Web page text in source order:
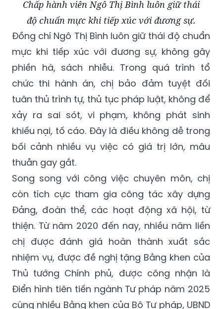
Chấp hành viên Ngô Thị Bình luôn giữ thái
độ chuẩn mực khi tiếp xúc với đương sự.
Đồng chí Ngô Thị Bình luôn giữ thái độ chuẩn
mực khi tiếp xúc với đương sự, không gây
phiền hà, sách nhiễu. Trong quá trình tổ
chức thi hành án, chị bảo đảm tuyệt đối
tuân thủ trình tự, thủ tục pháp luật, không để
xảy ra sai sót, vi phạm, không phát sinh
khiếu nại, tố cáo. Đây là điều không dễ trong
bối cảnh nhiều vụ việc có giá trị lớn, mâu
thuẫn gay gắt.
Song song với công việc chuyên môn, chị
còn tích cực tham gia công tác xây dựng
Đảng, đoàn thể, các hoạt động xã hội, từ
thiện. Từ năm 2020 đến nay, nhiều năm liền
chị được đánh giá hoàn thành xuất sắc
nhiệm vụ, được đề nghị tặng Bằng khen của
Thủ tướng Chính phủ, được công nhận là
Điển hình tiên tiến ngành Tư pháp năm 2025
cùng nhiều Bằng khen của Bộ Tư pháp, UBND